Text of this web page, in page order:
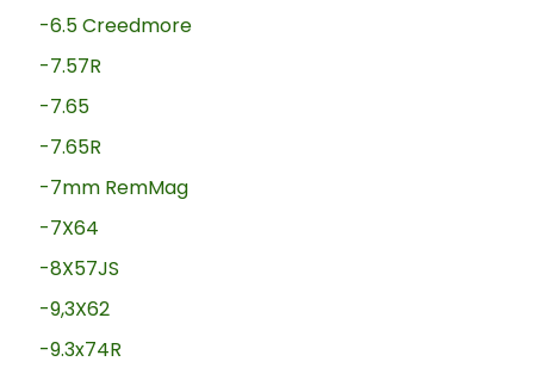
-6.5 Creedmore
-7.57R
-7.65
-7.65R
-7mm RemMag
-7X64
-8X57JS
-9,3X62
-9.3x74R